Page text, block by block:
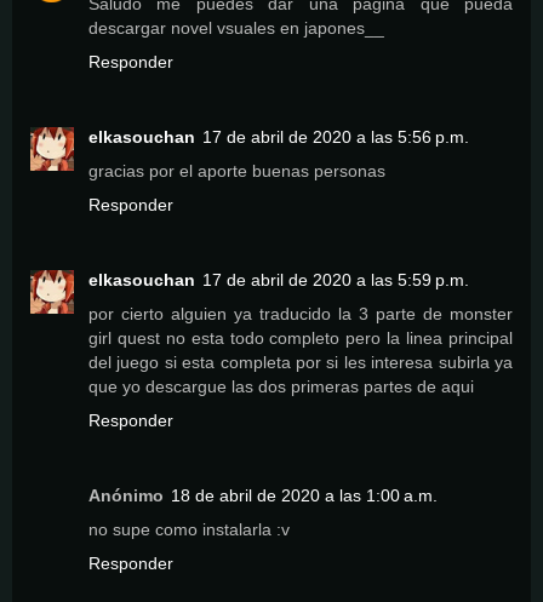
descargar novel vsuales en japones__
Responder
elkasouchan 17 de abril de 2020 a las 5:56 p.m.
gracias por el aporte buenas personas
Responder
elkasouchan 17 de abril de 2020 a las 5:59 p.m.
por cierto alguien ya traducido la 3 parte de monster
girl quest no esta todo completo pero la linea principal
del juego si esta completa por si les interesa subirla ya
que yo descargue las dos primeras partes de aqui
Responder
Anónimo 18 de abril de 2020 a las 1:00 a.m.
no supe como instalarla :v
Responder